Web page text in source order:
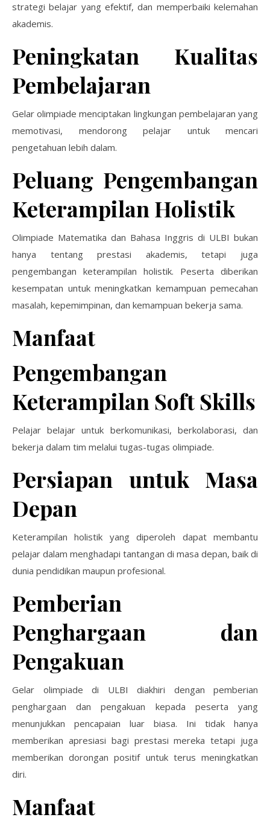
strategi belajar yang efektif, dan memperbaiki kelemahan
akademis.
Peningkatan Kualitas
Pembelajaran
Gelar olimpiade menciptakan lingkungan pembelajaran yang
memotivasi, mendorong pelajar untuk mencari
pengetahuan lebih dalam.
Peluang Pengembangan
Keterampilan Holistik
Olimpiade Matematika dan Bahasa Inggris di ULBI bukan
hanya tentang prestasi akademis, tetapi juga
pengembangan keterampilan holistik. Peserta diberikan
kesempatan untuk meningkatkan kemampuan pemecahan
masalah, kepemimpinan, dan kemampuan bekerja sama.
Manfaat
Pengembangan
Keterampilan Soft Skills
Pelajar belajar untuk berkomunikasi, berkolaborasi, dan
bekerja dalam tim melalui tugas-tugas olimpiade.
Persiapan untuk Masa
Depan
Keterampilan holistik yang diperoleh dapat membantu
pelajar dalam menghadapi tantangan di masa depan, baik di
dunia pendidikan maupun profesional.
Pemberian
Penghargaan dan
Pengakuan
Gelar olimpiade di ULBI diakhiri dengan pemberian
penghargaan dan pengakuan kepada peserta yang
menunjukkan pencapaian luar biasa. Ini tidak hanya
memberikan apresiasi bagi prestasi mereka tetapi juga
memberikan dorongan positif untuk terus meningkatkan
diri.
Manfaat